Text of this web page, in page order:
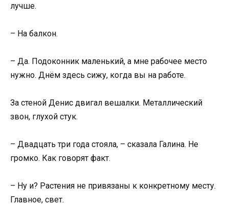
лучше.
– На балкон.
– Да. Подоконник маленький, а мне рабочее место
нужно. Днём здесь сижу, когда вы на работе.
За стеной Денис двигал вешалки. Металлический
звон, глухой стук.
– Двадцать три года стояла, – сказала Галина. Не
громко. Как говорят факт.
– Ну и? Растения не привязаны к конкретному месту.
Главное, свет.